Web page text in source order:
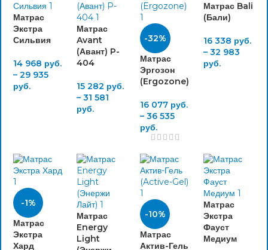
Матрас
Экстра
Сильвия
14 968 руб.
– 29 935
руб.
Матрас
Avant
(Авант) P-
404
15 282 руб.
– 31 581
руб.
-32%
Матрас
Эргозон
(Ergozone)
16 077 руб.
– 36 535
руб.
Матрас Bali
(Бали)
16 338 руб.
– 32 983
руб.
-1%
Матрас
Экстра
Хард
Матрас
Energy
Light
-10%
Матрас
Актив-Гель
Матрас
Экстра
Фауст
Медиум